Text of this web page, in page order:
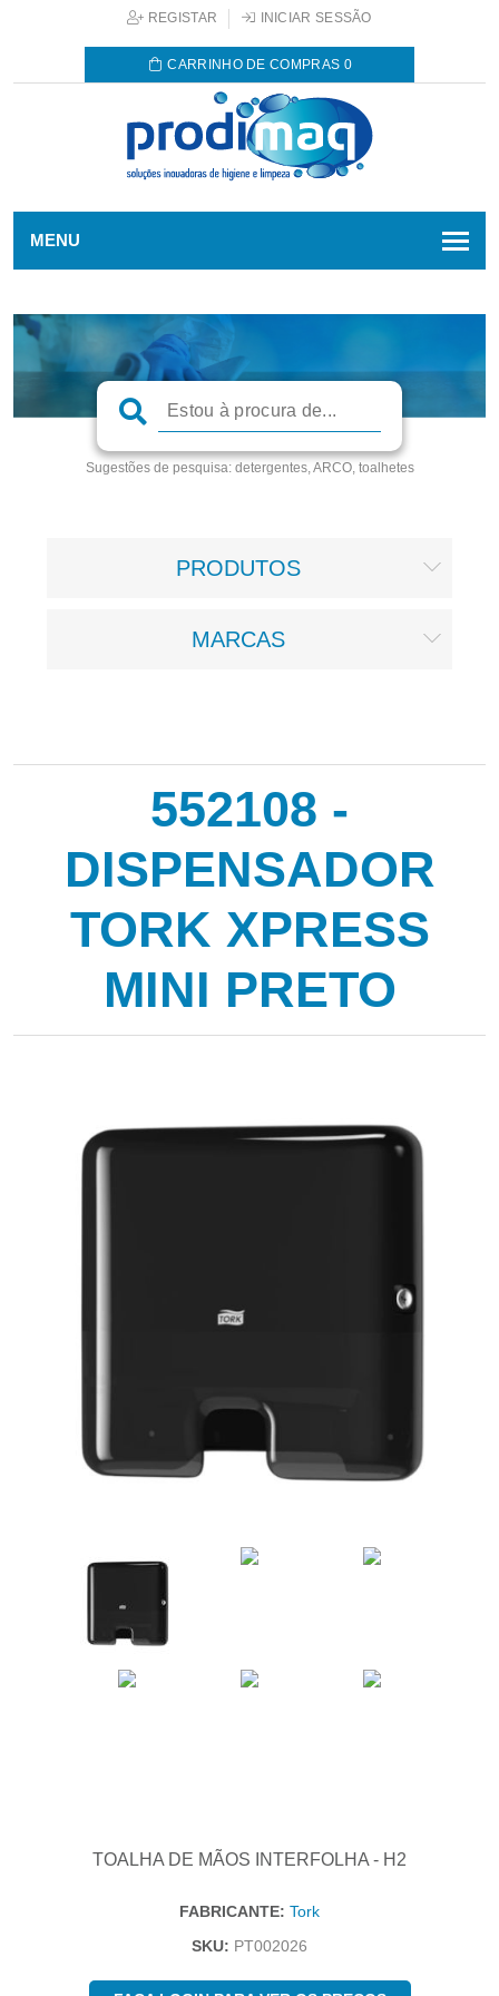
REGISTAR INICIAR SESSÃO
CARRINHO DE COMPRAS 0
MENU
Sugestões de pesquisa:detergentes, ARCO, toalhetes
PRODUTOS
MARCAS
552108 -
DISPENSADOR
TORK XPRESS
MINI PRETO
TOALHA DE MÃOS INTERFOLHA - H2
FABRICANTE: Tork
SKU: PT002026